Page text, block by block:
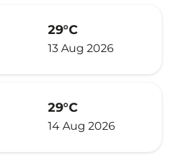
29°C
13 Aug 2026
29°C
14 Aug 2026